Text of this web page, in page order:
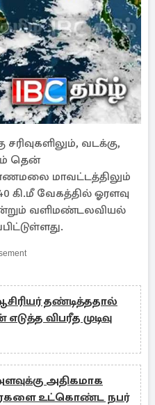
வடக்கு,
தென்
மாவட்டத்திலும்
கி.மீ வேகத்தில் ஓரளவு
வளிமண்டலவியல்
தண்டித்ததால்
விபரீத முடிவு
அதிகமாக
உட்கொண்ட நபர்